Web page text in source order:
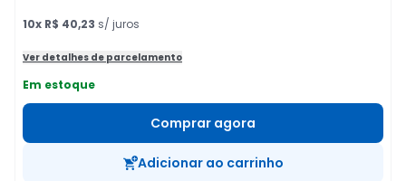
10x R$ 40,23 s/ juros
Ver detalhes de parcelamento
Em estoque
Comprar agora
Adicionar ao carrinho